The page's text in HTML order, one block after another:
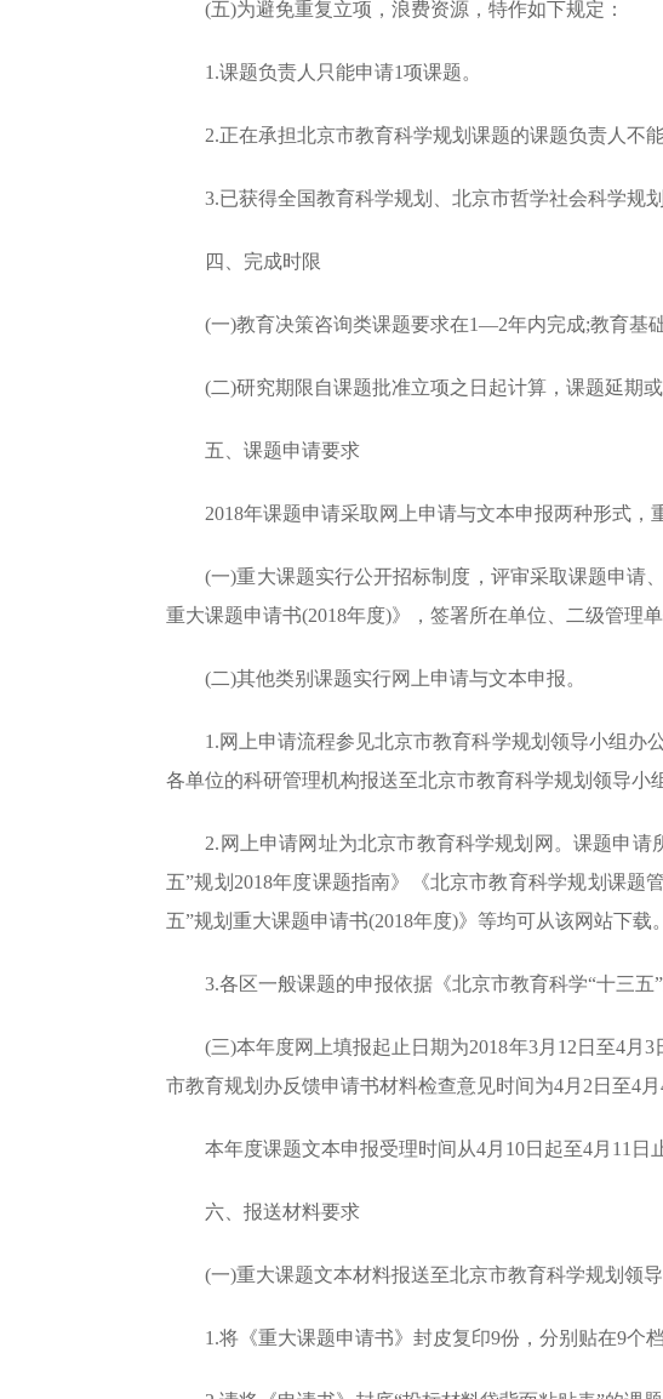
(五)为避免重复立项，浪费资源，特作如下规定：
1.课题负责人只能申请1项课题。
2.正在承担北京市教育科学规划课题的课题负责人不能
3.已获得全国教育科学规划、北京市哲学社会科学规划
四、完成时限
(一)教育决策咨询类课题要求在1—2年内完成;教育基
(二)研究期限自课题批准立项之日起计算，课题延期或
五、课题申请要求
2018年课题申请采取网上申请与文本申报两种形式，
(一)重大课题实行公开招标制度，评审采取课题申请、
重大课题申请书(2018年度)》，签署所在单位、二级管理
(二)其他类别课题实行网上申请与文本申报。
1.网上申请流程参见北京市教育科学规划领导小组办
各单位的科研管理机构报送至北京市教育科学规划领导小
2.网上申请网址为北京市教育科学规划网。课题申请
五”规划2018年度课题指南》《北京市教育科学规划课题
五”规划重大课题申请书(2018年度)》等均可从该网站下载。
3.各区一般课题的申报依据《北京市教育科学“十三五”
(三)本年度网上填报起止日期为2018年3月12日至4月3
市教育规划办反馈申请书材料检查意见时间为4月2日至4月
本年度课题文本申报受理时间从4月10日起至4月11日
六、报送材料要求
(一)重大课题文本材料报送至北京市教育科学规划领导
1.将《重大课题申请书》封皮复印9份，分别贴在9个档